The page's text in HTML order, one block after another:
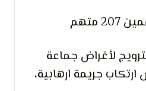
لأغراض جماعة
جريمة ارهابية،